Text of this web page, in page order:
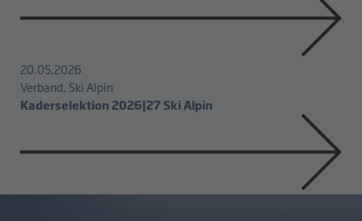
20.05.2026
Verband, Ski Alpin
Kaderselektion 2026|27 Ski Alpin